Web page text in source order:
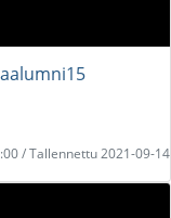
/ Tallennettu 2021-09-14